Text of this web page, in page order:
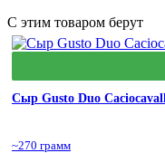
С этим товаром берут
Сыр Gusto Duo
~270 грамм